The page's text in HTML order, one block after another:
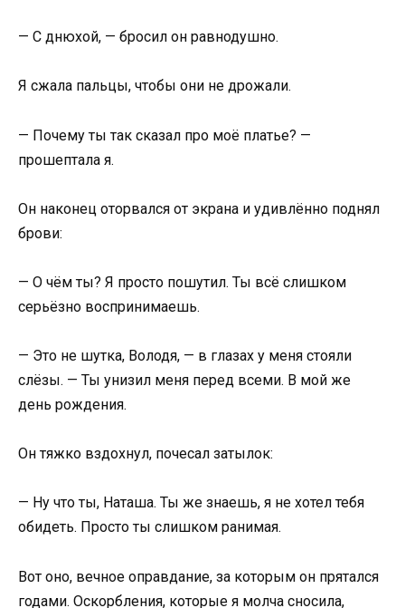
— С днюхой, — бросил он равнодушно.
Я сжала пальцы, чтобы они не дрожали.
— Почему ты так сказал про моё платье? —
прошептала я.
Он наконец оторвался от экрана и удивлённо поднял
брови:
— О чём ты? Я просто пошутил. Ты всё слишком
серьёзно воспринимаешь.
— Это не шутка, Володя, — в глазах у меня стояли
слёзы. — Ты унизил меня перед всеми. В мой же
день рождения.
Он тяжко вздохнул, почесал затылок:
— Ну что ты, Наташа. Ты же знаешь, я не хотел тебя
обидеть. Просто ты слишком ранимая.
Вот оно, вечное оправдание, за которым он прятался
годами. Оскорбления, которые я молча сносила,